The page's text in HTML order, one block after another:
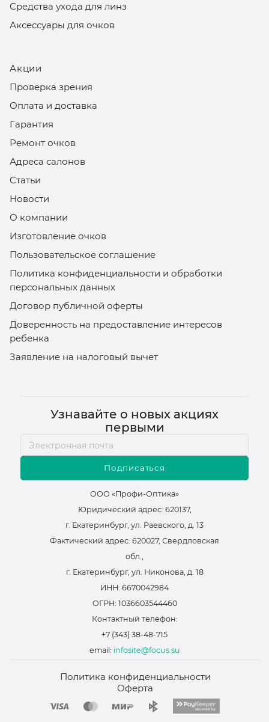
Средства ухода для линз
Аксессуары для очков
Акции
Проверка зрения
Оплата и доставка
Гарантия
Ремонт очков
Адреса салонов
Статьи
Новости
О компании
Изготовление очков
Пользовательское соглашение
Политика конфиденциальности и обработки
персональных данных
Договор публичной оферты
Доверенность на предоставление интересов
ребенка
Заявление на налоговый вычет
Узнавайте о новых акциях
первыми
Подписаться
ООО «Профи-Оптика»
Юридический адрес: 620137,
г. Екатеринбург, ул. Раевского, д. 13
Фактический адрес: 620027, Свердловская
обл.,
г. Екатеринбург, ул. Никонова, д. 18
ИНН: 6670042984
ОГРН: 1036603544460
Контактный телефон:
+7 (343) 38-48-715
email: infosite@focus.su
Политика конфиденциальности
Оферта